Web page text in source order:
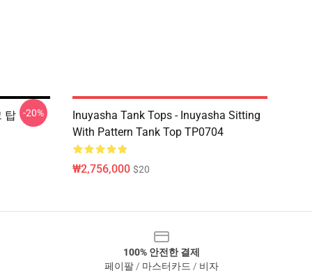
탑
-20%
Inuyasha Tank Tops - Inuyasha Sitting
With Pattern Tank Top TP0704
₩2,756,000 $20
100% 안전한 결제
페이팔 / 마스터카드 / 비자